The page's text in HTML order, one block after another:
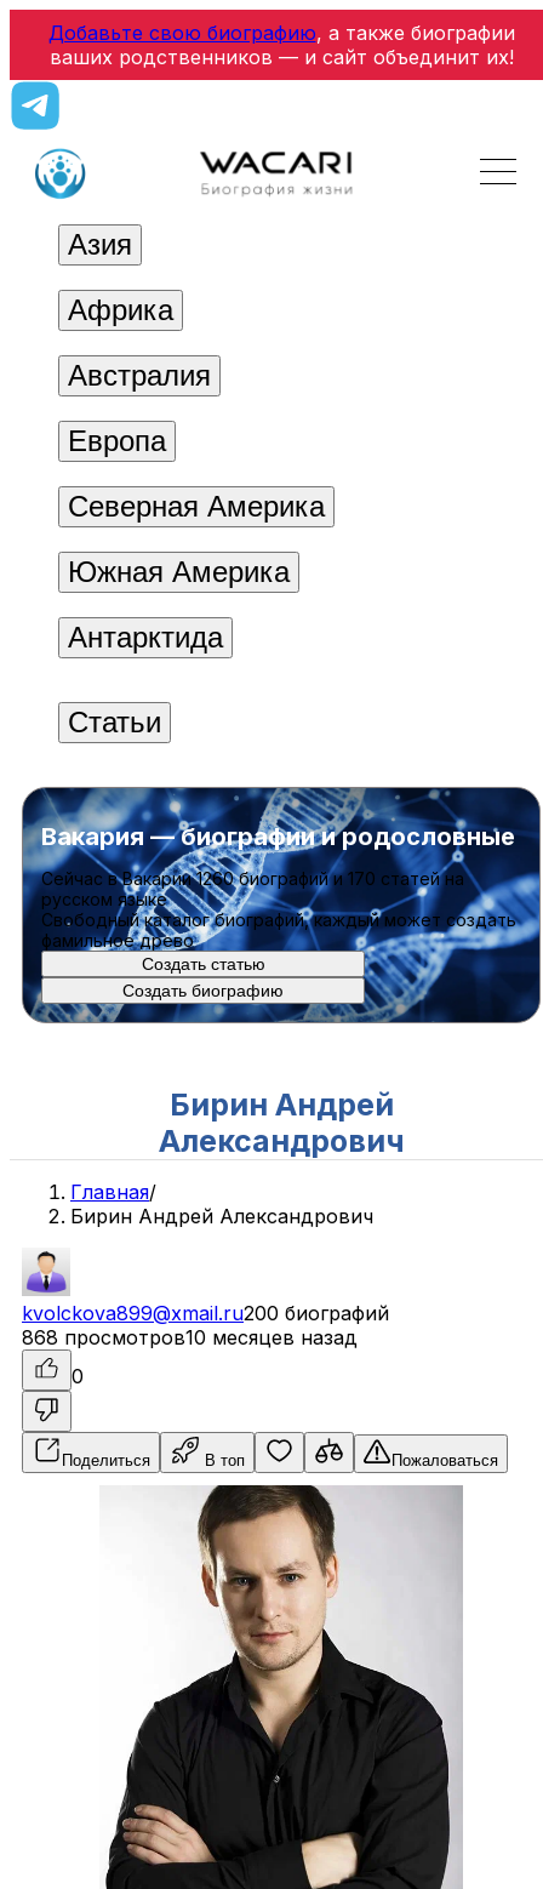
Добавьте свою биографию, а также биографии
ваших родственников — и сайт объединит их!
Азия
Африка
Австралия
Европа
Северная Америка
Южная Америка
Антарктида
Статьи
Вакария — биографии и родословные
Cейчас в Вакарии1260 биографийи170 статейна
русском языке
Свободный каталог биографий, каждый может создать
фамильное древо
Создать статью
Создать биографию
Бирин Андрей
Александрович
Главная/
Бирин Андрей Александрович
kvolckova899@xmail.ru200 биографий
868 просмотров10 месяцев назад
0
Поделиться В топ Пожаловаться